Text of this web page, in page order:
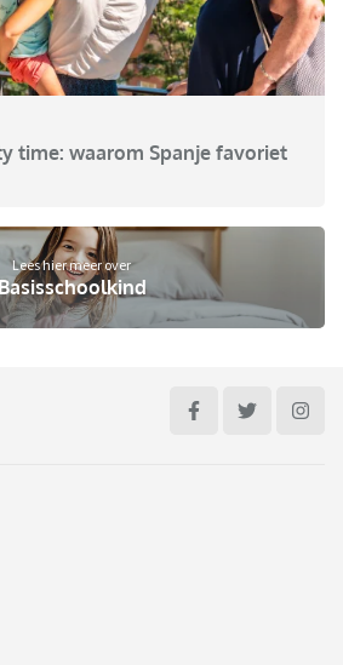
time: waarom Spanje favoriet
Lees hier meer over